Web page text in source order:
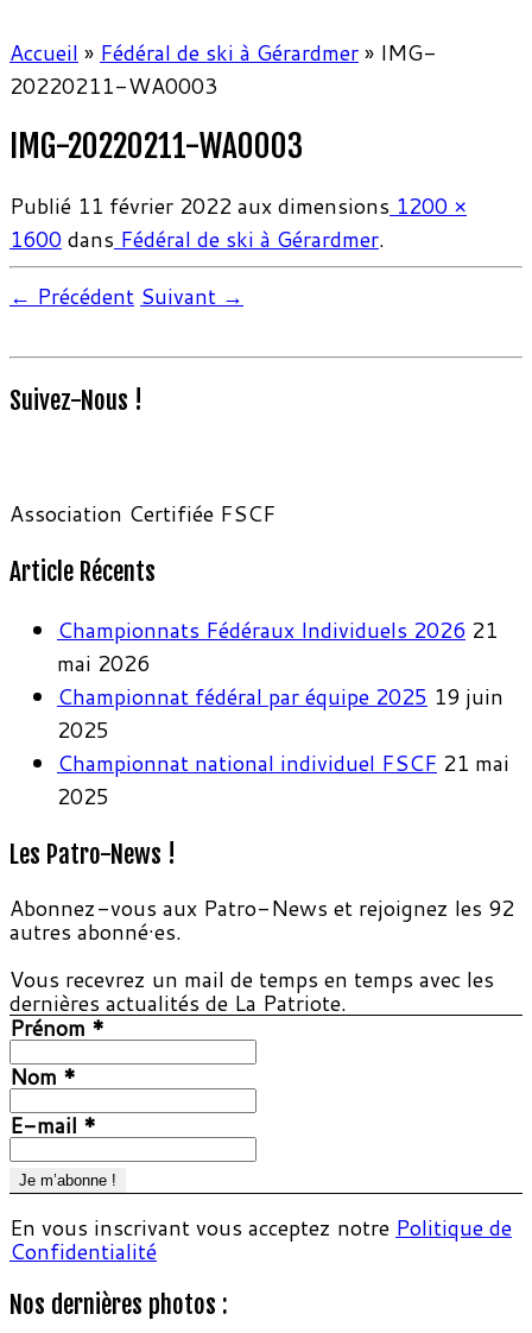
Accueil » Fédéral de ski à Gérardmer» IMG-
20220211-WA0003
IMG-20220211-WA0003
Publié 11 février 2022aux dimensions 1200 ×
1600 dans Fédéral de ski à Gérardmer.
← Précédent Suivant →
Suivez-Nous !
Association Certifiée FSCF
Article Récents
Championnats Fédéraux Individuels 2026 21
mai 2026
Championnat fédéral par équipe 2025 19 juin
2025
Championnat national individuel FSCF 21 mai
2025
Les Patro-News !
Abonnez-vous aux Patro-News et rejoignez les 92
autres abonné·es.
Vous recevrez un mail de temps en temps avec les
dernières actualités de La Patriote.
Prénom *
Nom *
E-mail *
En vous inscrivant vous acceptez notre Politique de
Confidentialité
Nos dernières photos :